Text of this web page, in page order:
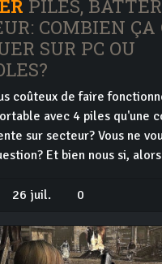
PILES,
COMBIEN ÇA
SUR PC OU
coûteux de faire
avec 4 piles qu'une
sur secteur? Vous ne
Et bien nous si,
26 juil. 0